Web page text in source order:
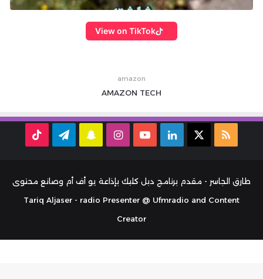
View on TikTok
amazon
AMAZON TECH
ملخص
RSS
لينكدإن ‫YouTubeانستقرامسناب تيلقرام
طارق الجاسر - مقدم برنامج دبل كليك بإذاعة يو أف أم وصانع محتوى
Tariq Aljaser - radio Presenter @ Ufmradio and Content
Creator